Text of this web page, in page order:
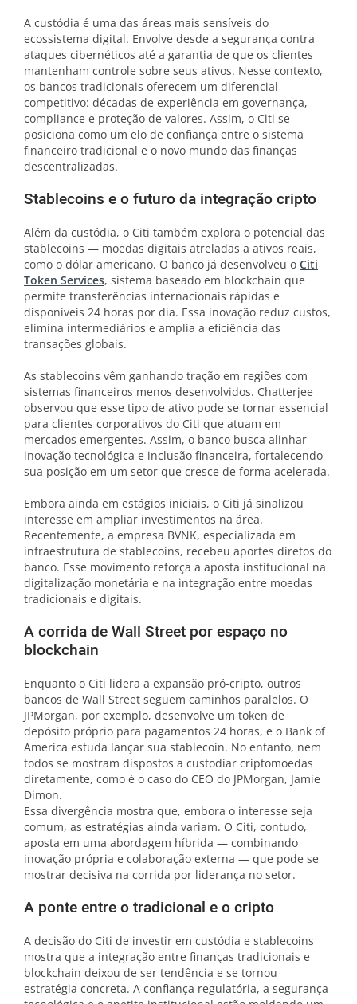
A custódia é uma das áreas mais sensíveis do
ecossistema digital. Envolve desde a segurança contra
ataques cibernéticos até a garantia de que os clientes
mantenham controle sobre seus ativos. Nesse contexto,
os bancos tradicionais oferecem um diferencial
competitivo: décadas de experiência em governança,
compliance e proteção de valores. Assim, o Citi se
posiciona como um elo de confiança entre o sistema
financeiro tradicional e o novo mundo das finanças
descentralizadas.
Stablecoins e o futuro da integração cripto
Além da custódia, o Citi também explora o potencial das
stablecoins — moedas digitais atreladas a ativos reais,
como o dólar americano. O banco já desenvolveu o Citi
Token Services, sistema baseado em blockchain que
permite transferências internacionais rápidas e
disponíveis 24 horas por dia. Essa inovação reduz custos,
elimina intermediários e amplia a eficiência das
transações globais.
As stablecoins vêm ganhando tração em regiões com
sistemas financeiros menos desenvolvidos. Chatterjee
observou que esse tipo de ativo pode se tornar essencial
para clientes corporativos do Citi que atuam em
mercados emergentes. Assim, o banco busca alinhar
inovação tecnológica e inclusão financeira, fortalecendo
sua posição em um setor que cresce de forma acelerada.
Embora ainda em estágios iniciais, o Citi já sinalizou
interesse em ampliar investimentos na área.
Recentemente, a empresa BVNK, especializada em
infraestrutura de stablecoins, recebeu aportes diretos do
banco. Esse movimento reforça a aposta institucional na
digitalização monetária e na integração entre moedas
tradicionais e digitais.
A corrida de Wall Street por espaço no
blockchain
Enquanto o Citi lidera a expansão pró-cripto, outros
bancos de Wall Street seguem caminhos paralelos. O
JPMorgan, por exemplo, desenvolve um token de
depósito próprio para pagamentos 24 horas, e o Bank of
America estuda lançar sua stablecoin. No entanto, nem
todos se mostram dispostos a custodiar criptomoedas
diretamente, como é o caso do CEO do JPMorgan, Jamie
Dimon.
Essa divergência mostra que, embora o interesse seja
comum, as estratégias ainda variam. O Citi, contudo,
aposta em uma abordagem híbrida — combinando
inovação própria e colaboração externa — que pode se
mostrar decisiva na corrida por liderança no setor.
A ponte entre o tradicional e o cripto
A decisão do Citi de investir em custódia e stablecoins
mostra que a integração entre finanças tradicionais e
blockchain deixou de ser tendência e se tornou
estratégia concreta. A confiança regulatória, a segurança